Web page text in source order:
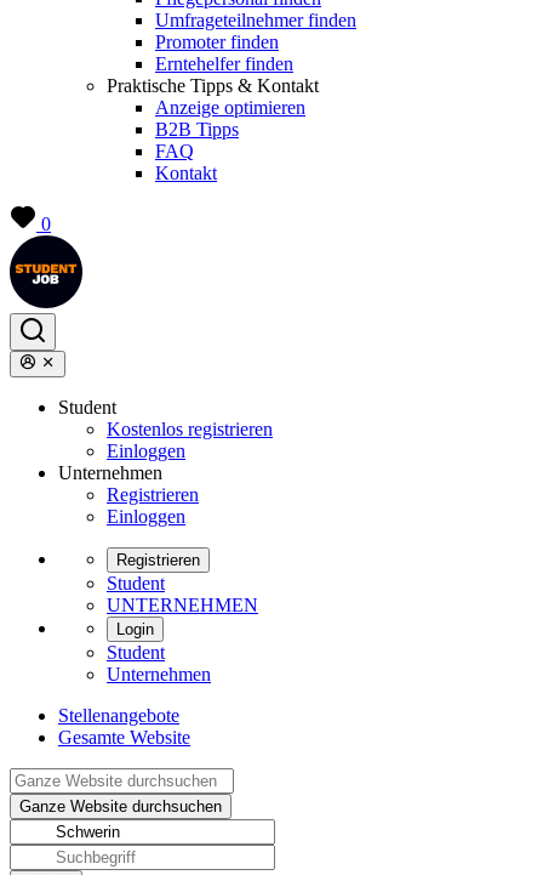
Umfrageteilnehmer finden
Promoter finden
Erntehelfer finden
Praktische Tipps & Kontakt
Anzeige optimieren
B2B Tipps
FAQ
Kontakt
0
Student
Kostenlos registrieren
Einloggen
Unternehmen
Registrieren
Einloggen
Registrieren
Student
UNTERNEHMEN
Login
Student
Unternehmen
Stellenangebote
Gesamte Website